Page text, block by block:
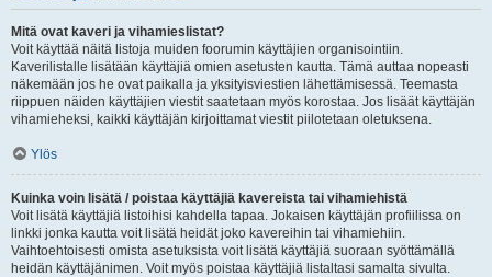
Mitä ovat kaveri ja vihamieslistat?
Voit käyttää näitä listoja muiden foorumin käyttäjien organisointiin.
Kaverilistalle lisätään käyttäjiä omien asetusten kautta. Tämä auttaa nopeasti
näkemään jos he ovat paikalla ja yksityisviestien lähettämisessä. Teemasta
riippuen näiden käyttäjien viestit saatetaan myös korostaa. Jos lisäät käyttäjän
vihamieheksi, kaikki käyttäjän kirjoittamat viestit piilotetaan oletuksena.
Ylös
Kuinka voin lisätä / poistaa käyttäjiä kavereista tai vihamiehistä
Voit lisätä käyttäjiä listoihisi kahdella tapaa. Jokaisen käyttäjän profiilissa on
linkki jonka kautta voit lisätä heidät joko kavereihin tai vihamiehiin.
Vaihtoehtoisesti omista asetuksista voit lisätä käyttäjiä suoraan syöttämällä
heidän käyttäjänimen. Voit myös poistaa käyttäjiä listaltasi samalta sivulta.